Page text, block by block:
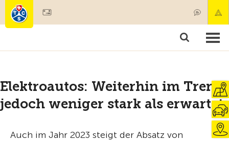
Mitgliedschaft & Leistungen
Elektroautos: Weiterhin im Trend,
jedoch weniger stark als erwartet
Auch im Jahr 2023 steigt der Absatz von